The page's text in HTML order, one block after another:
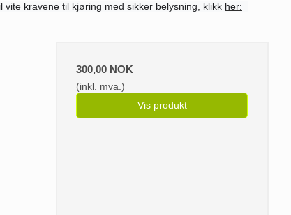
kravene til kjøring med sikker belysning, klikk her:
300,00 NOK
(inkl. mva.)
Vis produkt